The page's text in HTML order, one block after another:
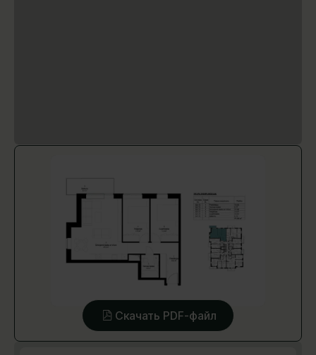
Скачать PDF-файл